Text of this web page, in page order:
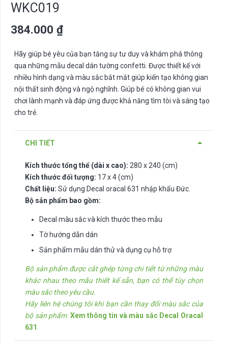
WKC019
384.000 ₫
Hãy giúp bé yêu của bạn tăng sự tư duy và khám phá thông
qua những mẫu decal dán tường confetti. Được thiết kế với
nhiều hình dạng và màu sắc bắt mắt giúp kiến tạo không gian
nội thất sinh động và ngộ nghĩnh. Giúp bé có không gian vui
chơi lành mạnh và đáp ứng được khả năng tìm tòi và sáng tạo
cho trẻ.
CHI TIẾT
Kích thước tổng thể (dài x cao): 280 x 240 (cm)
Kích thước đối tượng: 17 x 4 (cm)
Chất liệu: Sử dụng Decal oracal 631 nhập khẩu Đức.
Bộ sản phẩm bao gồm:
Decal màu sắc và kích thước theo mẫu
Tờ hướng dẫn dán
Sản phẩm mẫu dán thử và dụng cụ hỗ trợ
Bộ sản phẩm được cắt ghép từng chi tiết từ những màu
khác nhau theo mẫu thiết kế sẵn, bạn có thể tùy chọn
màu sắc theo yêu cầu.
Hãy liên hệ chúng tôi khi bạn cần thay đổi màu sắc của
bộ sản phẩm. Xem thông tin và màu sắc Decal Oracal
631